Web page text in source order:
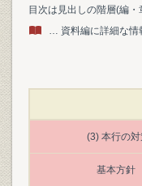
目次は見出しの階層(編
… 資料編に詳細な情
(3) 本行の
基本方針